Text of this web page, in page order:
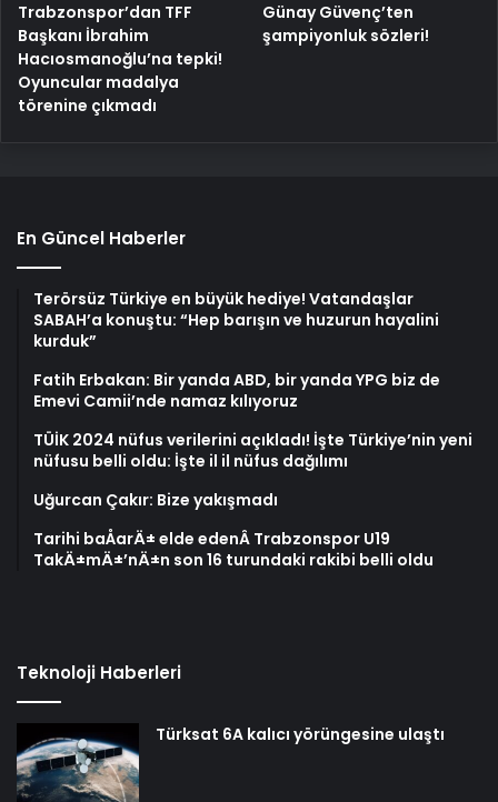
Trabzonspor’dan TFF
Başkanı İbrahim
Hacıosmanoğlu’na tepki!
Oyuncular madalya
törenine çıkmadı
Günay Güvenç’ten
şampiyonluk sözleri!
En Güncel Haberler
Terörsüz Türkiye en büyük hediye! Vatandaşlar
SABAH’a konuştu: “Hep barışın ve huzurun hayalini
kurduk”
Fatih Erbakan: Bir yanda ABD, bir yanda YPG biz de
Emevi Camii’nde namaz kılıyoruz
TÜİK 2024 nüfus verilerini açıkladı! İşte Türkiye’nin yeni
nüfusu belli oldu: İşte il il nüfus dağılımı
Uğurcan Çakır: Bize yakışmadı
Tarihi baÅarÄ± elde edenÂ Trabzonspor U19
TakÄ±mÄ±’nÄ±n son 16 turundaki rakibi belli oldu
Teknoloji Haberleri
Türksat 6A kalıcı yörüngesine ulaştı